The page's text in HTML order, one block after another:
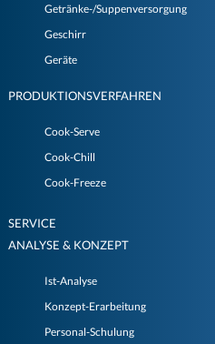
Getränke-/Suppenversorgung
Geschirr
Geräte
PRODUKTIONSVERFAHREN
Cook-Serve
Cook-Chill
Cook-Freeze
SERVICE
ANALYSE & KONZEPT
Ist-Analyse
Konzept-Erarbeitung
Personal-Schulung